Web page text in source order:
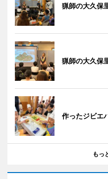
猟師の大久保
猟師の大久保
作ったジビエ
もっ